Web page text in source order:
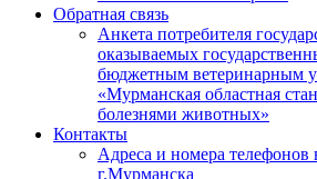
Обратная связь
Анкета потребителя
оказываемых
бюджетным ветеринарным
«Мурманская областная
болезнями животных»
Контакты
Адреса и номера телефонов
г.Мурманска